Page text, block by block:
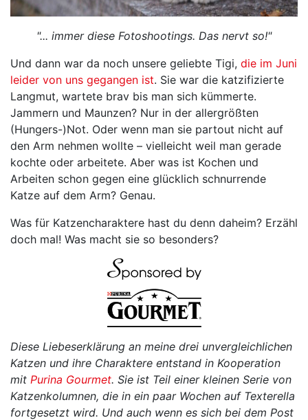
"... immer diese Fotoshootings. Das nervt so!"
Und dann war da noch unsere geliebte Tigi, die im Juni
leider von uns gegangen ist. Sie war die katzifizierte
Langmut, wartete brav bis man sich kümmerte.
Jammern und Maunzen? Nur in der allergrößten
(Hungers-)Not. Oder wenn man sie partout nicht auf
den Arm nehmen wollte – vielleicht weil man gerade
kochte oder arbeitete. Aber was ist Kochen und
Arbeiten schon gegen eine glücklich schnurrende
Katze auf dem Arm? Genau.
Was für Katzencharaktere hast du denn daheim? Erzähl
doch mal! Was macht sie so besonders?
Diese Liebeserklärung an meine drei unvergleichlichen
Katzen und ihre Charaktere entstand in Kooperation
mit Purina Gourmet. Sie ist Teil einer kleinen Serie von
Katzenkolumnen, die in ein paar Wochen auf Texterella
fortgesetzt wird. Und auch wenn es sich bei dem Post